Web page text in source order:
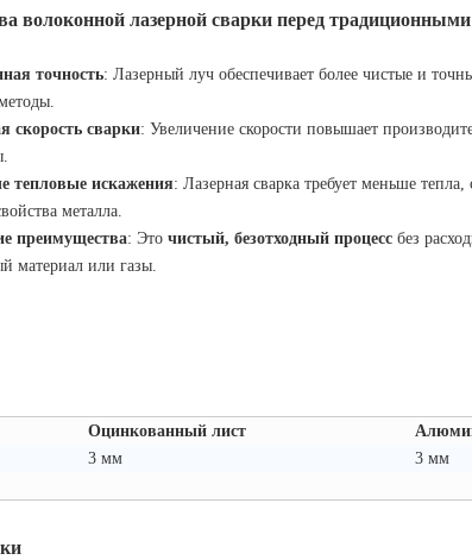
волоконной лазерной сварки перед
точность: Лазерный луч обеспечивает более чистые и
скорость сварки: Увеличение скорости повышает
тепловые искажения: Лазерная сварка требует меньше
металла.
преимущества: Это чистый, безотходный процесс без
материал или газы.
Оцинкованный лист
3 мм
3 мм